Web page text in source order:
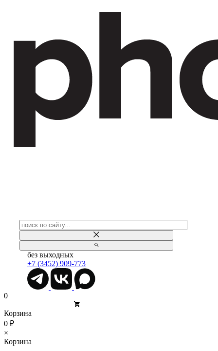
без выходных
+7 (3452) 909-773
0
Корзина
0 ₽
×
Корзина